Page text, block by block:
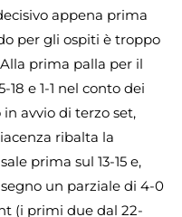
appena prima
per gli ospiti è troppo
prima palla per il
e 1-1 nel conto dei
avvio di terzo set,
ribalta la
prima sul 13-15 e,
segno un parziale di 4-0
(i primi due dal 22-